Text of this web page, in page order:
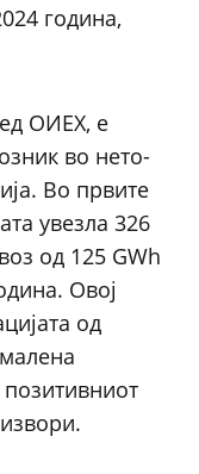
година,
ОИЕХ, е
во нето-
Во првите
увезла 326
од 125 GWh
Овој
од